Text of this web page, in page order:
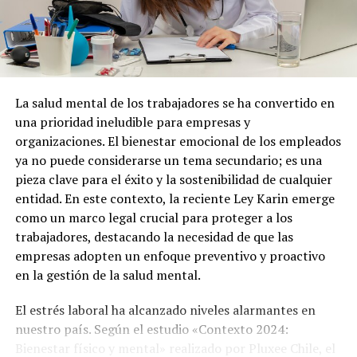
Post Views: 1.288
La salud mental de los trabajadores se ha convertido en
una prioridad ineludible para empresas y
organizaciones. El bienestar emocional de los empleados
ya no puede considerarse un tema secundario; es una
pieza clave para el éxito y la sostenibilidad de cualquier
entidad. En este contexto, la reciente Ley Karin emerge
como un marco legal crucial para proteger a los
trabajadores, destacando la necesidad de que las
empresas adopten un enfoque preventivo y proactivo
en la gestión de la salud mental.
El estrés laboral ha alcanzado niveles alarmantes en
nuestro país. Según el estudio «Contexto 2024:
Bienestar físico y mental» realizado por Pluxee Chile, el